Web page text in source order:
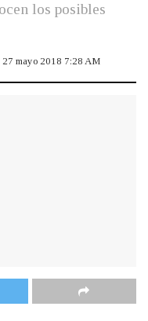
los posibles
27 mayo 2018 7:28 AM